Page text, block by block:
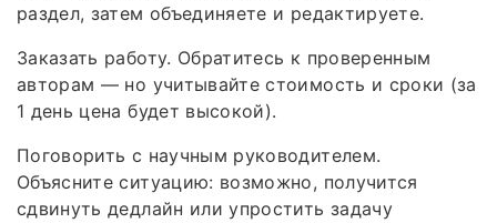
раздел, затем объединяете и редактируете.
Заказать работу. Обратитесь к проверенным
авторам — но учитывайте стоимость и сроки (за
1 день цена будет высокой).
Поговорить с научным руководителем.
Объясните ситуацию: возможно, получится
сдвинуть дедлайн или упростить задачу